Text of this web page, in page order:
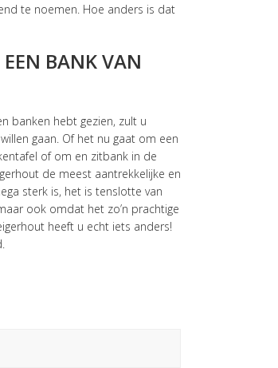
te noemen. Hoe anders is dat
BANK VAN
banken hebt gezien, zult u
gaan. Of het nu gaat om een
of om en zitbank in de
de meest aantrekkelijke en
sterk is, het is tenslotte van
ook omdat het zo’n prachtige
heeft u echt iets anders!